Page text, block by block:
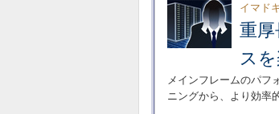
イマド
重
ス
メインフレームのパフ
ニングから、より効率